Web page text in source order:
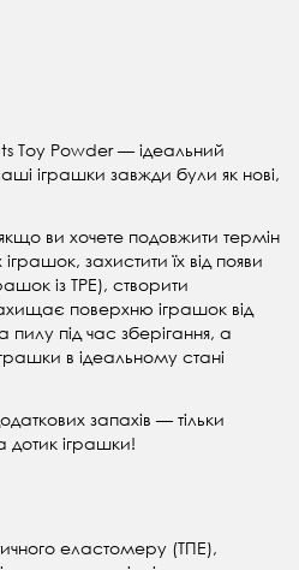
Toy Powder — ідеальний
іграшки завжди були як нові,
ви хочете подовжити термін
захистити їх від появи
із TPE), створити
поверхню іграшок від
під час зберігання, а
в ідеальному стані
запахів — тільки
дотик іграшки!
еластомеру (ТПЕ),